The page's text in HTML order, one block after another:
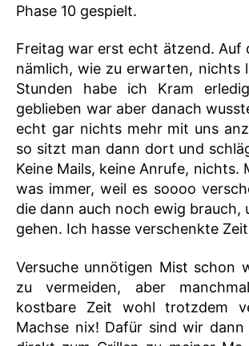
Phase 10 gespielt.
Freitag war erst echt ätzend. Auf
nämlich, wie zu erwarten, nichts
Stunden habe ich Kram
geblieben war aber danach
echt gar nichts mehr mit uns
so sitzt man dann dort und
Keine Mails, keine Anrufe, nichts.
was immer, weil es soooo
die dann auch noch ewig brauch,
gehen. Ich hasse verschenkte
Versuche unnötigen Mist schon
zu vermeiden, aber
kostbare Zeit wohl trotzdem
Machse nix! Dafür sind wir dann